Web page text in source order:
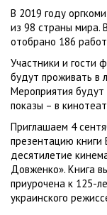
В 2019 году
из 98 страны мира.
отобрано 186
Участники и гости
будут проживать в
Мероприятия будут
показы – в
Приглашаем 4
презентацию книги
десятилетие
Довженко». Книга
приурочена к 125-
украинского